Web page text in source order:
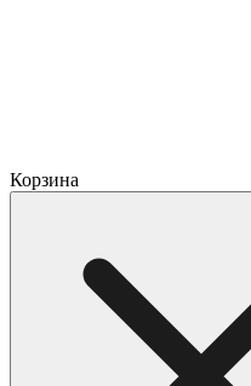
Корзина